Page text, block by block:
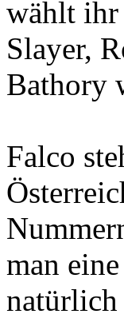
wählt ihr
Slayer,
Bathory
Falco
man
natürlich